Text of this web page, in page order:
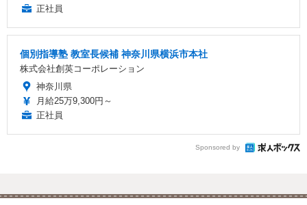
正社員
個別指導塾 教室長候補 神奈川県横浜市本社
株式会社創英コーポレーション
神奈川県
月給25万9,300円～
正社員
Sponsored by